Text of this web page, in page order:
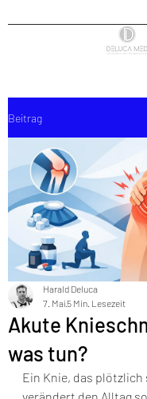
Beitrag
Akute
was tun?
Harald Deluca
7. Mai5 Min. Lesezeit
Ein Knie, das plötzlich